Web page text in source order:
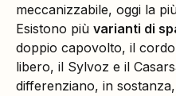
meccanizzabile, oggi la
Esistono più varianti di
doppio capovolto, il
libero, il Sylvoz e il
differenziano, in